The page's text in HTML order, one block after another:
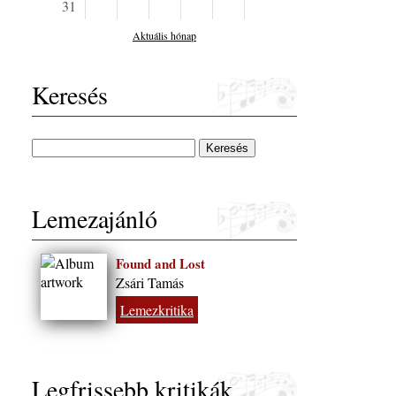
31
Aktuális hónap
Keresés
Lemezajánló
Found and Lost
Zsári Tamás
Lemezkritika
Legfrissebb kritikák